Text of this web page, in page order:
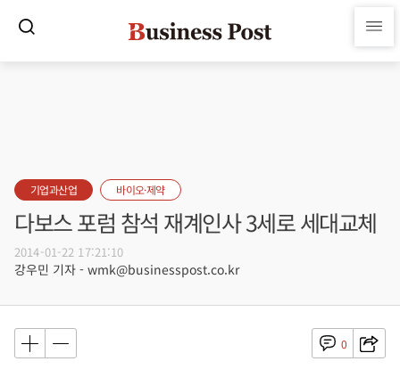
기업과산업 바이오·제약
다보스 포럼 참석 재계인사 3세로 세대교체
2014-01-22 17:21:10
강우민 기자 - wmk@businesspost.co.kr
0